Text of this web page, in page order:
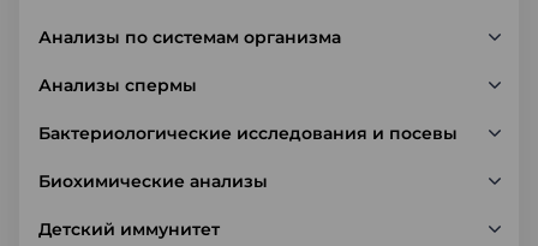
Анализы по системам организма
Анализы спермы
Бактериологические исследования и посевы
Биохимические анализы
Детский иммунитет